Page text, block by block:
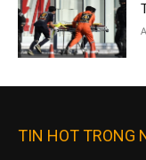
TIN HOT TRONG